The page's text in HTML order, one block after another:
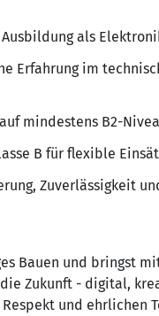
Ausbildung als
Erfahrung im
mindestens B2-
B für flexible
Zuverlässigkeit
Bauen und bringst
Zukunft - digital,
und ehrlichen